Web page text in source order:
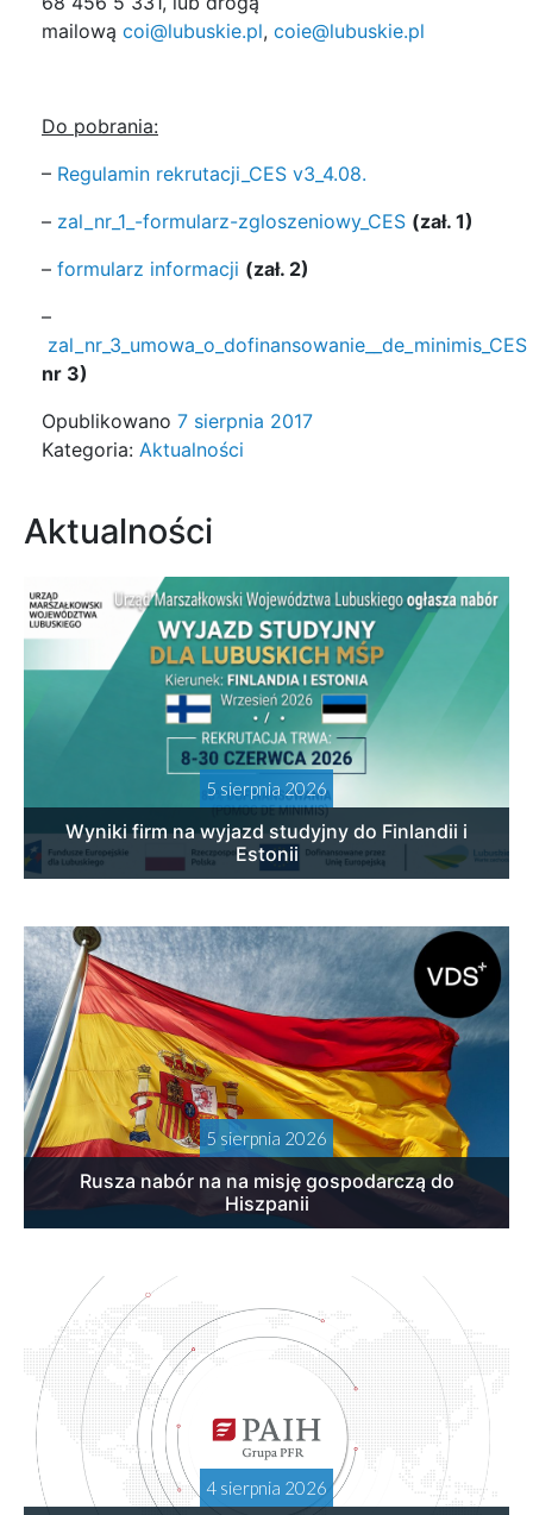
mailową coi@lubuskie.pl, coie@lubuskie.pl
Do pobrania:
– Regulamin rekrutacji_CES v3_4.08.
– zal_nr_1_-formularz-zgloszeniowy_CES (zał. 1)
– formularz informacji (zał. 2)
–
zal_nr_3_umowa_o_dofinansowanie__de_minimis_CES
nr 3)
Opublikowano 7 sierpnia 2017
Kategoria: Aktualności
Aktualności
5 sierpnia 2026
Wyniki firm na wyjazd studyjny do Finlandii i
Estonii
5 sierpnia 2026
Rusza nabór na na misję gospodarczą do
Hiszpanii
4 sierpnia 2026